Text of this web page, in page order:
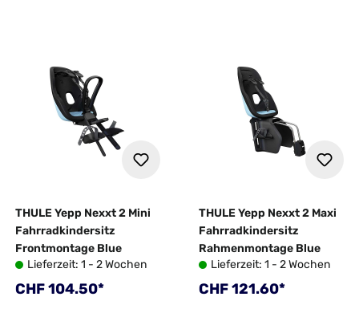
THULE Yepp Nexxt 2 Mini
Fahrradkindersitz
Frontmontage Blue
Lieferzeit: 1 - 2 Wochen
Regulärer Preis:
CHF 104.50*
THULE Yepp Nexxt 2 Maxi
Fahrradkindersitz
Rahmenmontage Blue
Lieferzeit: 1 - 2 Wochen
Regulärer Preis:
CHF 121.60*